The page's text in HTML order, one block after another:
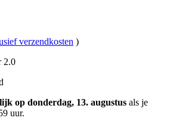
verzendkosten )
2.0
op donderdag, 13. augustus als je
uur.